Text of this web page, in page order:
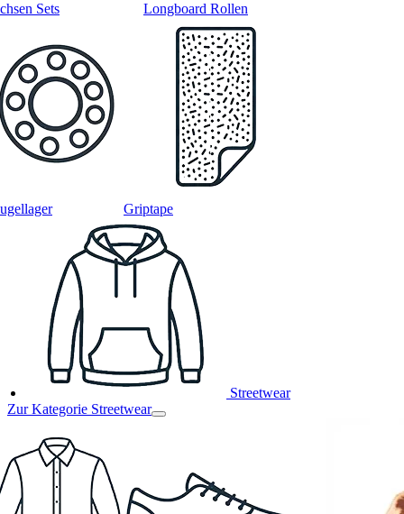
Sets Longboard Rollen
Griptape
Streetwear
Zur Kategorie Streetwear